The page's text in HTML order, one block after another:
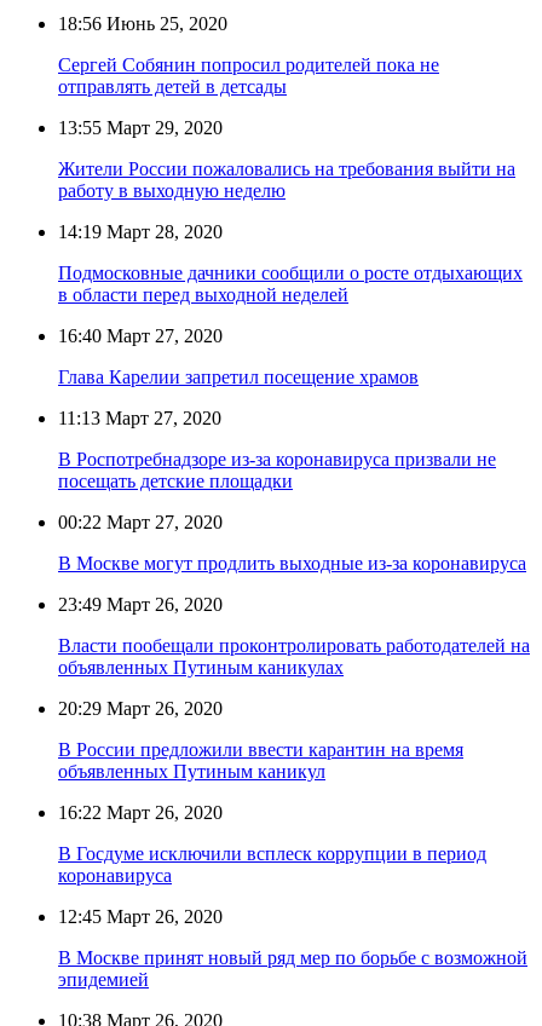
18:56 Июнь 25, 2020
Сергей Собянин попросил родителей пока не
отправлять детей в детсады
13:55 Март 29, 2020
Жители России пожаловались на требования выйти на
работу в выходную неделю
14:19 Март 28, 2020
Подмосковные дачники сообщили о росте отдыхающих
в области перед выходной неделей
16:40 Март 27, 2020
Глава Карелии запретил посещение храмов
11:13 Март 27, 2020
В Роспотребнадзоре из-за коронавируса призвали не
посещать детские площадки
00:22 Март 27, 2020
В Москве могут продлить выходные из-за коронавируса
23:49 Март 26, 2020
Власти пообещали проконтролировать работодателей на
объявленных Путиным каникулах
20:29 Март 26, 2020
В России предложили ввести карантин на время
объявленных Путиным каникул
16:22 Март 26, 2020
В Госдуме исключили всплеск коррупции в период
коронавируса
12:45 Март 26, 2020
В Москве принят новый ряд мер по борьбе с возможной
эпидемией
10:38 Март 26, 2020